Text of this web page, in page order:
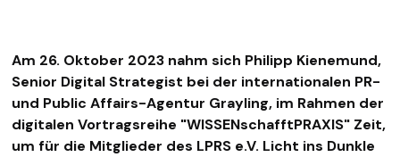
Am 26. Oktober 2023 nahm sich Philipp Kienemund,
Senior Digital Strategist bei der internationalen PR-
und Public Affairs-Agentur Grayling, im Rahmen der
digitalen Vortragsreihe "WISSENschafftPRAXIS" Zeit,
um für die Mitglieder des LPRS e.V. Licht ins Dunkle